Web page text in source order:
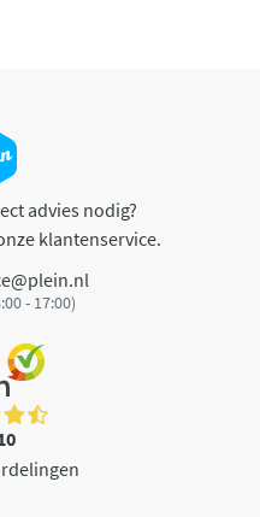
advies nodig?
klantenservice.
- 17:00)